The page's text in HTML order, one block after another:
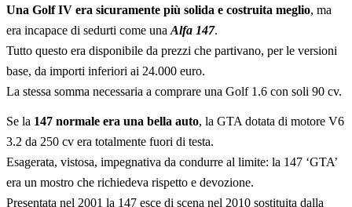
Una Golf IV era sicuramente più solida e costruita meglio, ma
era incapace di sedurti come una Alfa 147.
Tutto questo era disponibile da prezzi che partivano, per le versioni
base, da importi inferiori ai 24.000 euro.
La stessa somma necessaria a comprare una Golf 1.6 con soli 90 cv.
Se la 147 normale era una bella auto, la GTA dotata di motore V6
3.2 da 250 cv era totalmente fuori di testa.
Esagerata, vistosa, impegnativa da condurre al limite: la 147 ‘GTA’
era un mostro che richiedeva rispetto e devozione.
Presentata nel 2001 la 147 esce di scena nel 2010 sostituita dalla